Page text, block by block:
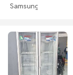
Samsung